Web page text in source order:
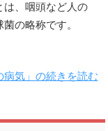
は、咽頭など人の
の略称です。
病気」の続きを読む